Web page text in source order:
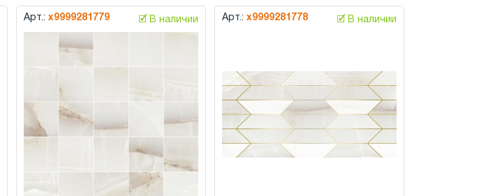
Арт.: х9999281779 🗹 В наличии Арт.: х9999281778 🗹 В наличии